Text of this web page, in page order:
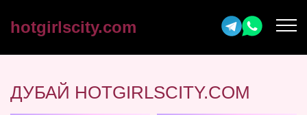
hotgirlscity.com
ДУБАЙ HOTGIRLSCITY.COM